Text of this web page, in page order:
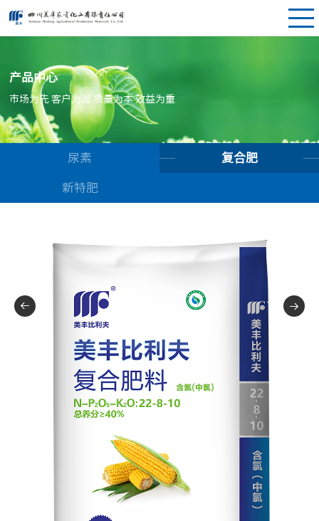
产品中心
市场为先 客户为上 质量为本 效益为重
尿素 复合肥
新特肥
 